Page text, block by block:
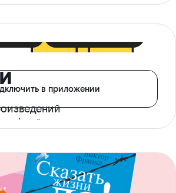
офлайн
в приложении